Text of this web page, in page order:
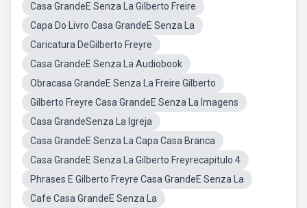
Casa GrandeE Senza La Gilberto Freire
Capa Do Livro Casa GrandeE Senza La
Caricatura DeGilberto Freyre
Casa GrandeE Senza La Audiobook
Obracasa GrandeE Senza La Freire Gilberto
Gilberto Freyre Casa GrandeE Senza La Imagens
Casa GrandeSenza La Igreja
Casa GrandeE Senza La Capa Casa Branca
Casa GrandeE Senza La Gilberto Freyrecapitulo 4
Phrases E Gilberto Freyre Casa GrandeE Senza La
Cafe Casa GrandeE Senza La